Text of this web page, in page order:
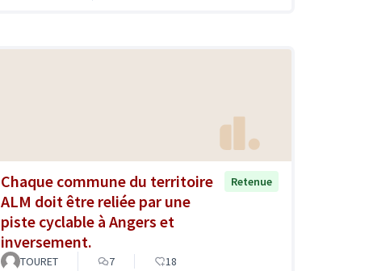
Chaque commune du territoire
ALM doit être reliée par une
piste cyclable à Angers et
inversement.
Retenue
TOURET 7 18